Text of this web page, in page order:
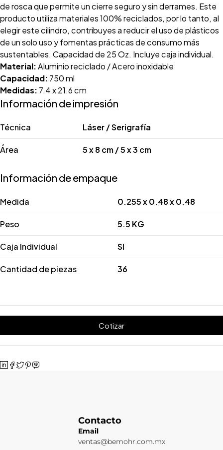
de rosca que permite un cierre seguro y sin derrames. Este
producto utiliza materiales 100% reciclados, por lo tanto, al
elegir este cilindro, contribuyes a reducir el uso de plásticos
de un solo uso y fomentas prácticas de consumo más
sustentables. Capacidad de 25 Oz. Incluye caja individual.
Material:Aluminio reciclado / Acero inoxidable
Capacidad: 750 ml
Medidas: 7.4 x 21.6 cm
Información de impresión
Técnica Láser / Serigrafía
Área 5 x 8 cm / 5 x 3 cm
Información de empaque
Medida 0.255 x 0.48 x 0.48
Peso 5.5 KG
Caja Individual SI
Cantidad de piezas 36
Cotizar
Contacto
Email
ventas@bemohr.com.mx